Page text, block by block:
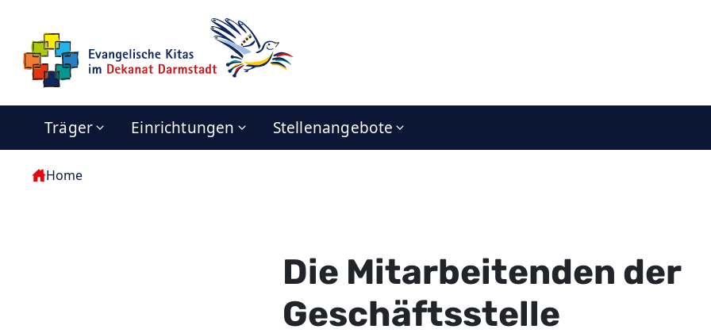
Träger Einrichtungen Stellenangebote
Home
Die Mitarbeitenden der
Geschäftsstelle